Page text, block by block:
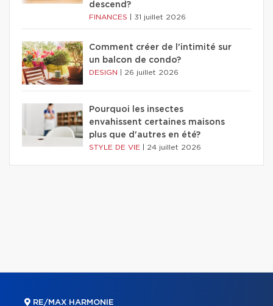
descend?
FINANCES 31 juillet 2026
Comment créer de l'intimité sur
un balcon de condo?
DESIGN 26 juillet 2026
Pourquoi les insectes
envahissent certaines maisons
plus que d'autres en été?
STYLE DE VIE 24 juillet 2026
RE/MAX HARMONIE